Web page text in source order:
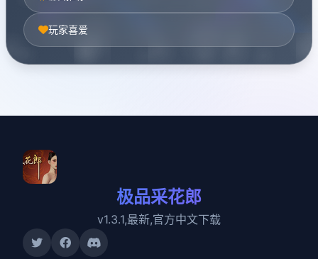
玩家喜爱
极品采花郎
v1.3.1,最新,官方中文下载